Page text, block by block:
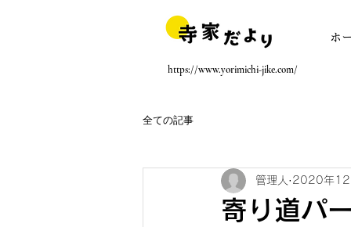
ホ
https://www.yorimichi-jike.com/
全ての記事
寄り道パ
管理人 2020年12